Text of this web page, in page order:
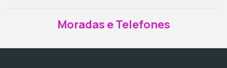
Moradas e Telefones